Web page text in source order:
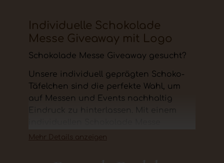
Individuelle Schokolade
Messe Giveaway mit Logo
Schokolade Messe Giveaway gesucht?
Unsere individuell geprägten Schoko-
Täfelchen sind die perfekte Wahl, um
auf Messen und Events nachhaltig
Eindruck zu hinterlassen. Mit einem
Giveaway mit Logo zeigen Sie Qualität,
Mehr Details anzeigen